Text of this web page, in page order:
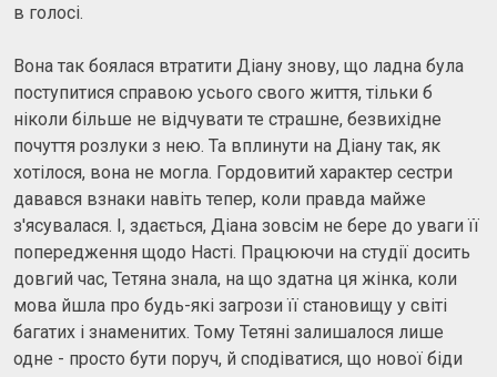
в голосі.
Вона так боялася втратити Діану знову, що ладна була
поступитися справою усього свого життя, тільки б
ніколи більше не відчувати те страшне, безвихідне
почуття розлуки з нею. Та вплинути на Діану так, як
хотілося, вона не могла. Гордовитий характер сестри
давався взнаки навіть тепер, коли правда майже
з'ясувалася. І, здається, Діана зовсім не бере до уваги її
попередження щодо Насті. Працюючи на студії досить
довгий час, Тетяна знала, на що здатна ця жінка, коли
мова йшла про будь-які загрози її становищу у світі
багатих і знаменитих. Тому Тетяні залишалося лише
одне - просто бути поруч, й сподіватися, що нової біди